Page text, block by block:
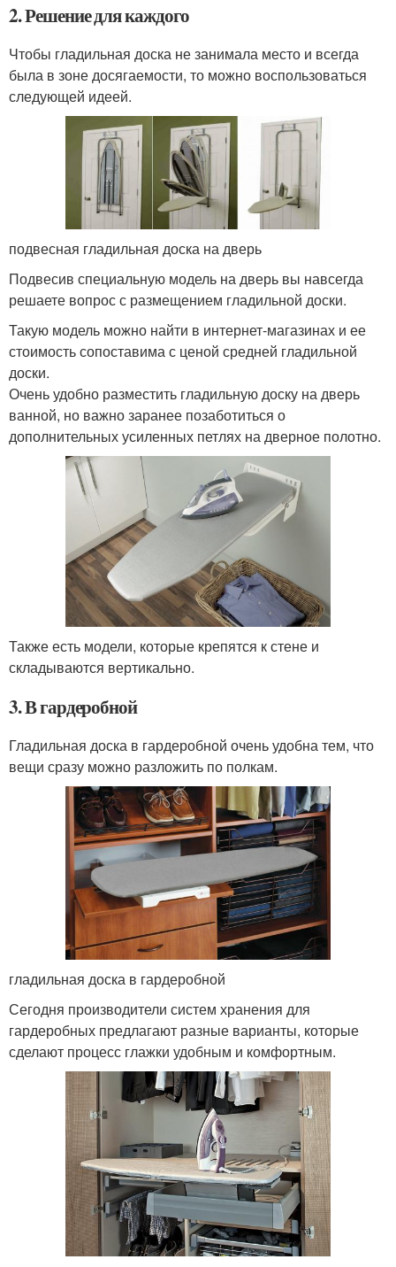
2. Решение для каждого
Чтобы гладильная доска не занимала место и всегда
была в зоне досягаемости, то можно воспользоваться
следующей идеей.
подвесная гладильная доска на дверь
Подвесив специальную модель на дверь вы навсегда
решаете вопрос с размещением гладильной доски.
Такую модель можно найти в интернет-магазинах и ее
стоимость сопоставима с ценой средней гладильной
доски.
Очень удобно разместить гладильную доску на дверь
ванной, но важно заранее позаботиться о
дополнительных усиленных петлях на дверное полотно.
Также есть модели, которые крепятся к стене и
складываются вертикально.
3. В гардеробной
Гладильная доска в гардеробной очень удобна тем, что
вещи сразу можно разложить по полкам.
гладильная доска в гардеробной
Сегодня производители систем хранения для
гардеробных предлагают разные варианты, которые
сделают процесс глажки удобным и комфортным.